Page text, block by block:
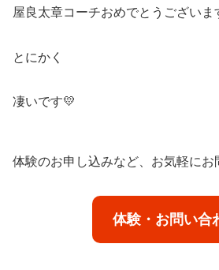
屋良太章コーチおめでとうございま
とにかく
凄いです💛
体験のお申し込みなど、お気軽にお
体験・お問い合